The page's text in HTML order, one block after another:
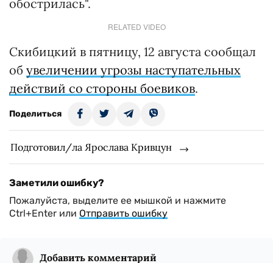
обострилась".
RELATED VIDEO
Скибицкий в пятницу, 12 августа сообщал
об увеличении угрозы наступательных
действий со стороны боевиков.
Поделиться
Подготовил/ла Ярослава Кривцун
Заметили ошибку?
Пожалуйста, выделите ее мышкой и нажмите
Ctrl+Enter или Отправить ошибку
Добавить комментарий